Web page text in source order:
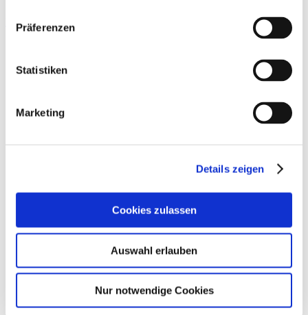
Präferenzen
Statistiken
Marketing
Details zeigen
Cookies zulassen
Auswahl erlauben
Nur notwendige Cookies
Ladenbau